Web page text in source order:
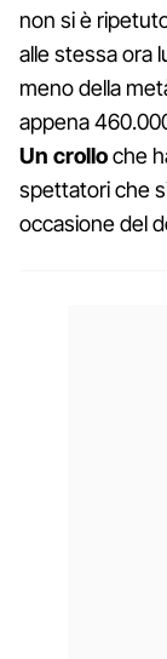
non si è
alle stessa ora
meno della
appena
Un crolloche
spettatori che
occasione del